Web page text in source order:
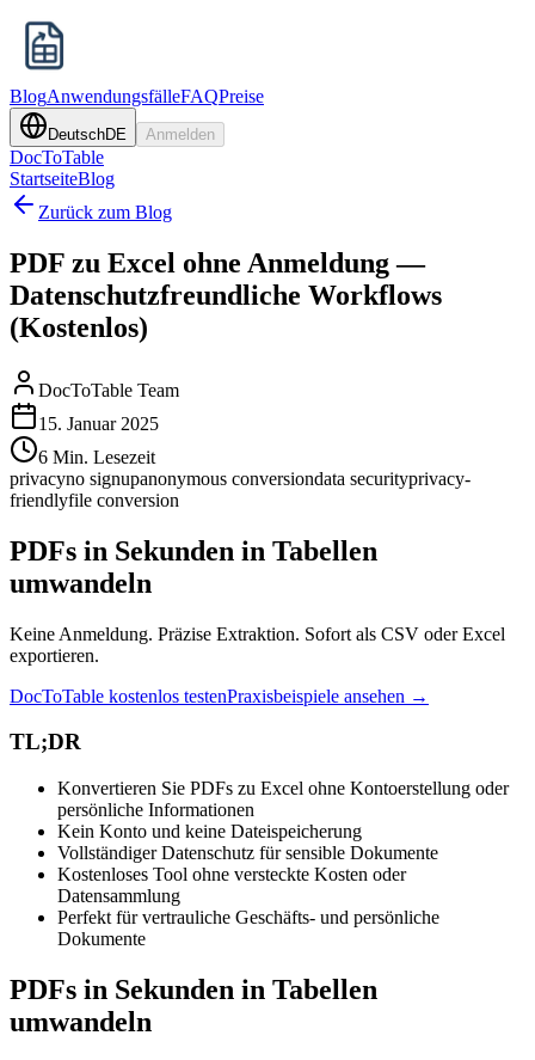
BlogAnwendungsfälleFAQPreise
DeutschDE Anmelden
DocToTable
StartseiteBlog
Zurück zum Blog
PDF zu Excel ohne Anmeldung —
Datenschutzfreundliche Workflows
(Kostenlos)
DocToTable Team
15. Januar 2025
6 Min. Lesezeit
privacyno signupanonymous conversiondata securityprivacy-
friendlyfile conversion
PDFs in Sekunden in Tabellen
umwandeln
Keine Anmeldung. Präzise Extraktion. Sofort als CSV oder Excel
exportieren.
DocToTable kostenlos testenPraxisbeispiele ansehen →
TL;DR
Konvertieren Sie PDFs zu Excel ohne Kontoerstellung oder
persönliche Informationen
Kein Konto und keine Dateispeicherung
Vollständiger Datenschutz für sensible Dokumente
Kostenloses Tool ohne versteckte Kosten oder
Datensammlung
Perfekt für vertrauliche Geschäfts- und persönliche
Dokumente
PDFs in Sekunden in Tabellen
umwandeln